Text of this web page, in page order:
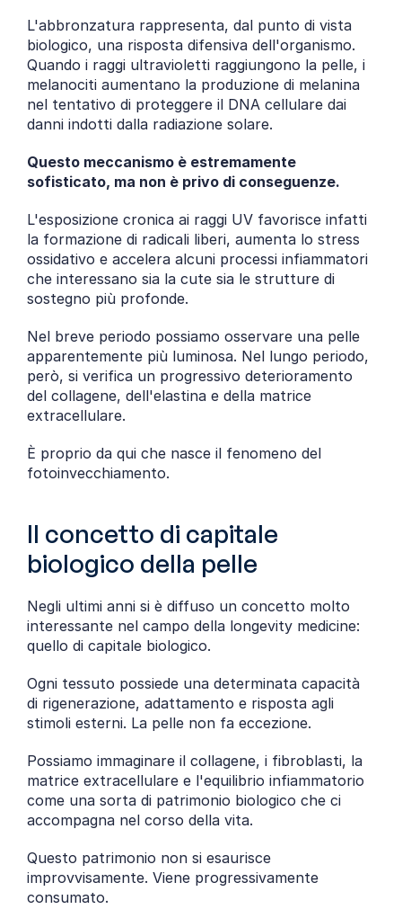
L'abbronzatura rappresenta, dal punto di vista
biologico, una risposta difensiva dell'organismo.
Quando i raggi ultravioletti raggiungono la pelle, i
melanociti aumentano la produzione di melanina
nel tentativo di proteggere il DNA cellulare dai
danni indotti dalla radiazione solare.
Questo meccanismo è estremamente
sofisticato, ma non è privo di conseguenze.
L'esposizione cronica ai raggi UV favorisce infatti
la formazione di radicali liberi, aumenta lo stress
ossidativo e accelera alcuni processi infiammatori
che interessano sia la cute sia le strutture di
sostegno più profonde.
Nel breve periodo possiamo osservare una pelle
apparentemente più luminosa. Nel lungo periodo,
però, si verifica un progressivo deterioramento
del collagene, dell'elastina e della matrice
extracellulare.
È proprio da qui che nasce il fenomeno del
fotoinvecchiamento.
Il concetto di capitale
biologico della pelle
Negli ultimi anni si è diffuso un concetto molto
interessante nel campo della longevity medicine:
quello di capitale biologico.
Ogni tessuto possiede una determinata capacità
di rigenerazione, adattamento e risposta agli
stimoli esterni. La pelle non fa eccezione.
Possiamo immaginare il collagene, i fibroblasti, la
matrice extracellulare e l'equilibrio infiammatorio
come una sorta di patrimonio biologico che ci
accompagna nel corso della vita.
Questo patrimonio non si esaurisce
improvvisamente. Viene progressivamente
consumato.